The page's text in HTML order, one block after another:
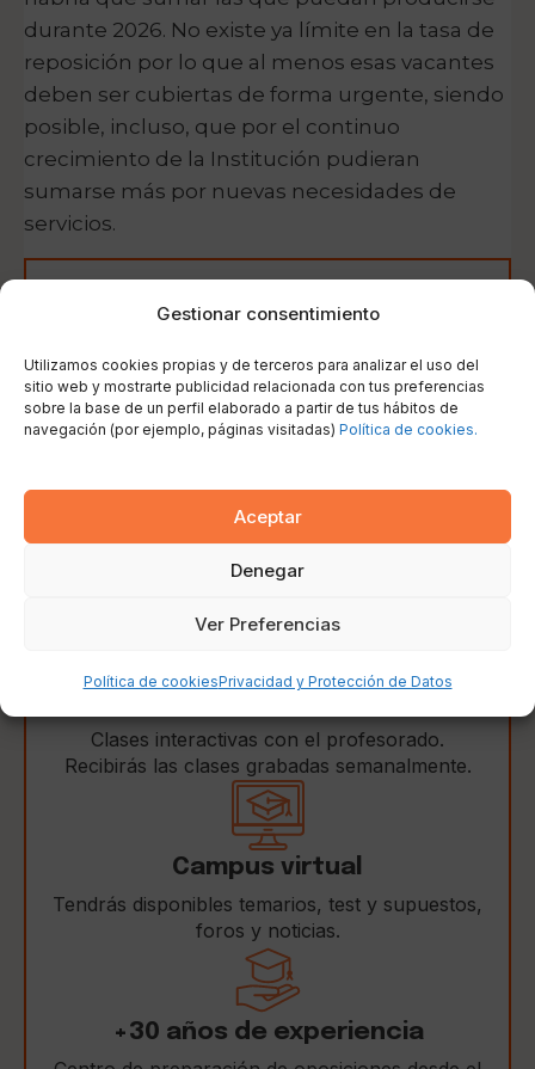
Gestionar consentimiento
Utilizamos cookies propias y de terceros para analizar el uso del
sitio web y mostrarte publicidad relacionada con tus preferencias
sobre la base de un perfil elaborado a partir de tus hábitos de
navegación (por ejemplo, páginas visitadas) Política de cookies.
Aceptar
Denegar
Ver Preferencias
Política de cookiesPrivacidad y Protección de Datos
durante 2026. No existe ya límite en la tasa de
reposición por lo que al menos esas vacantes
deben ser cubiertas de forma urgente, siendo
posible, incluso, que por el continuo
crecimiento de la Institución pudieran
sumarse más por nuevas necesidades de
servicios.
Precios y matrícula
Curso completo 100€/mensuales.
Matrícula gratuita.
Horarios de clase
Clase online en directo: Jueves (16:30-20:30)
Clases interactivas con el profesorado.
Recibirás las clases grabadas semanalmente.
Campus virtual
Tendrás disponibles temarios, test y supuestos,
foros y noticias.
+30 años de experiencia